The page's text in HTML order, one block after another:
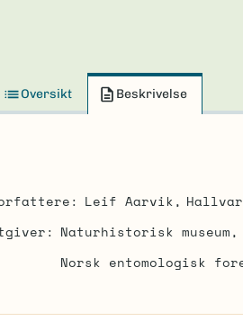
Oversikt Beskrivelse
Leif Aarvik
Naturhistorisk
Norsk entomologisk